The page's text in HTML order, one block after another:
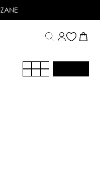
TROCA FÁCIL